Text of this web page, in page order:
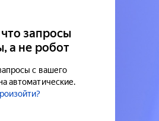
запросы
а не робот
с вашего
автоматические.